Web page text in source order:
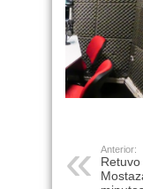
Anterior: